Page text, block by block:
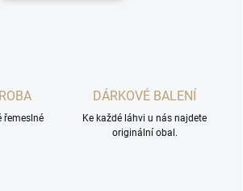
řemeslné
DÁRKOVÉ BALENÍ
Ke každé láhvi u nás najdete
originální obal.